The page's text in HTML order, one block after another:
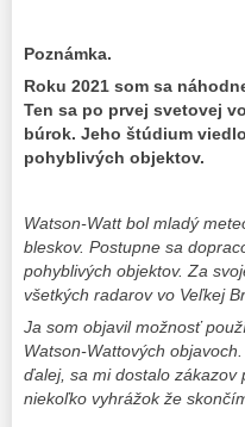
Poznámka.
Roku 2021 som sa
Ten sa po prvej svetovej
búrok. Jeho štúdium
pohyblivých objektov.
Watson-Watt bol mladý
bleskov. Postupne sa
pohyblivých objektov. Za
všetkých radarov vo Veľkej
Ja som objavil možnosťpouž
Watson-Wattových
ďalej, sa mi dostalo zákazov
niekoľko vyhrážokže skonč